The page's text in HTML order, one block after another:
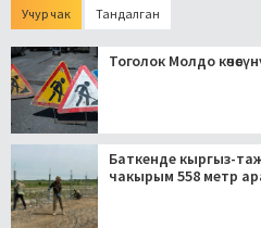
Учур чак Тандалган
Тоголок Молдо
Баткенде кыргыз-
чакырым 558 метр